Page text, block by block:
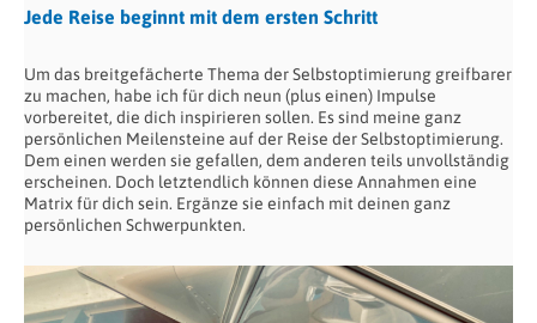
Jede Reise beginnt mit dem ersten Schritt
Um das breitgefächerte Thema der Selbstoptimierung greifbarer
zu machen, habe ich für dich neun (plus einen) Impulse
vorbereitet, die dich inspirieren sollen. Es sind meine ganz
persönlichen Meilensteine auf der Reise der Selbstoptimierung.
Dem einen werden sie gefallen, dem anderen teils unvollständig
erscheinen. Doch letztendlich können diese Annahmen eine
Matrix für dich sein. Ergänze sie einfach mit deinen ganz
persönlichen Schwerpunkten.